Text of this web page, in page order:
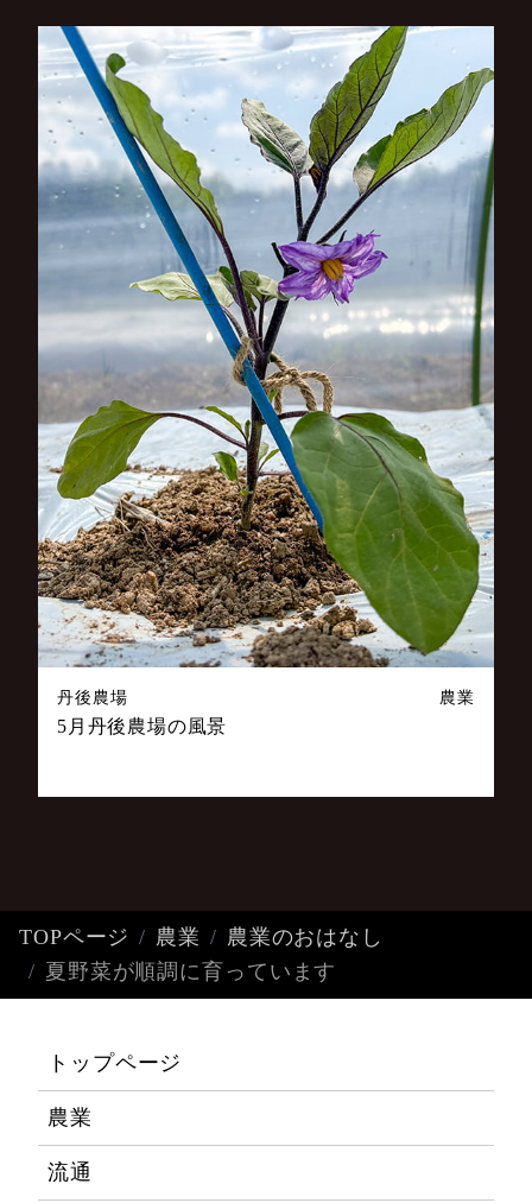
丹後農場 農業
5月丹後農場の風景
TOPページ 農業
農業のおはなし
夏野菜が順調に育っています
トップページ
農業
流通